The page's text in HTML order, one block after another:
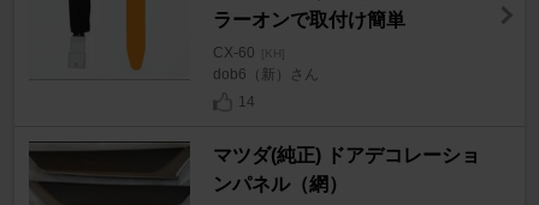
ラーオンで取付け簡単
CX-60 [KH]
dob6（新）さん
14
マツダ(純正) ドアデコレーショ
ンパネル（網）